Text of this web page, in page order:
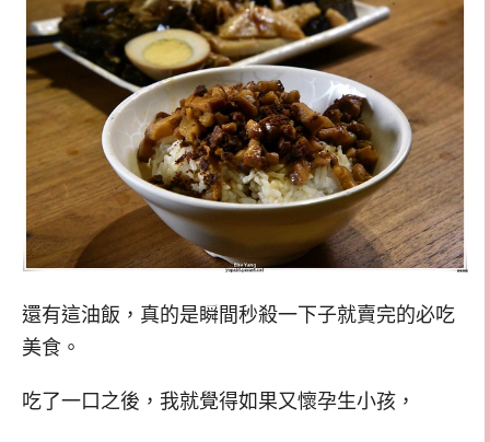
還有這油飯，真的是瞬間秒殺一下子就賣完的必吃
美食。
吃了一口之後，我就覺得如果又懷孕生小孩，